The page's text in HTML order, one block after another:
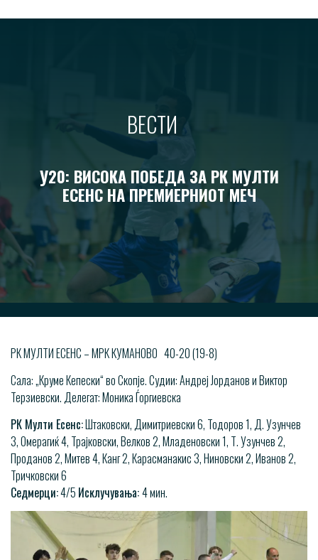
ВЕСТИ
У20: ВИСОКА ПОБЕДА ЗА РК МУЛТИ
ЕСЕНС НА ПРЕМИЕРНИОТ МЕЧ
РК МУЛТИ ЕСЕНС – МРК КУМАНОВО 40-20 (19-8)
Сала: „Круме Кепески“ во Скопје. Судии: Андреј Јорданов и Виктор
Терзиевски. Делегат: Моника Ѓоргиевска
РК Мулти Есенс:Штаковски, Димитриевски 6, Тодоров 1, Д. Узунчев
3, Омерагиќ 4, Трајковски, Велков 2, Младеновски 1, Т. Узунчев 2,
Проданов 2, Митев 4, Канг 2, Карасманакис 3, Ниновски 2, Иванов 2,
Тричковски 6
Седмерци:4/5 Исклучувања:4 мин.